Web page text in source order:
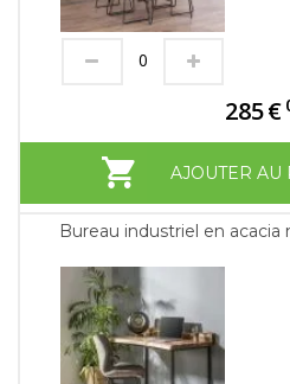
285€
AJOUTER AU
Bureau industriel en acacia